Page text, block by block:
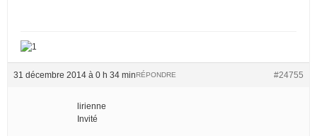
31 décembre 2014 à 0 h 34 min #24755
RÉPONDRE
lirienne
Invité